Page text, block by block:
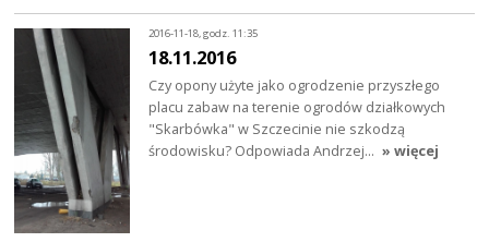
2016-11-18, godz. 11:35
18.11.2016
Czy opony użyte jako ogrodzenie przyszłego
placu zabaw na terenie ogrodów działkowych
"Skarbówka" w Szczecinie nie szkodzą
środowisku? Odpowiada Andrzej… » więcej